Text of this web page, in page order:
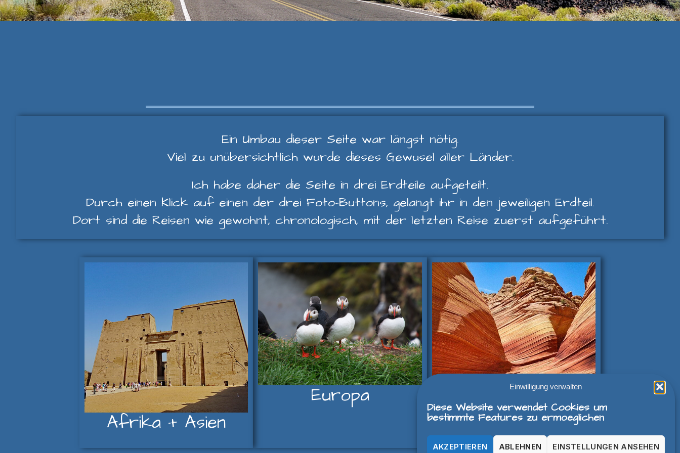
Einwilligung verwalten
Diese Website verwendet Cookies um
bestimmte Features zu ermoeglichen
AKZEPTIEREN ABLEHNEN EINSTELLUNGEN ANSEHEN
Ein Umbau dieser Seite war längst nötig.
Viel zu unübersichtlich wurde dieses Gewusel aller Länder.
Ich habe daher die Seite in drei Erdteile aufgeteilt.
Durch einen Klick auf einen der drei Foto-Buttons, gelangt ihr in den jeweiligen Erdteil.
Dort sind die Reisen wie gewohnt, chronologisch, mit der letzten Reise zuerst aufgeführt.
Afrika + Asien
Europa
Amerika